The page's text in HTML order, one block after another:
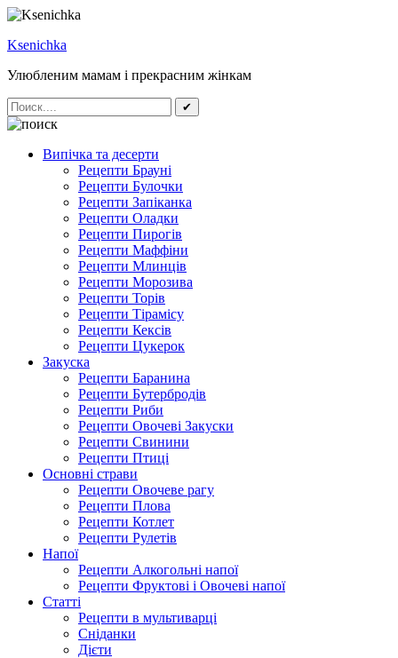
Ksenichka
Улюбленим мамам і прекрасним жінкам
✔
Випічка та десерти
Рецепти Брауні
Рецепти Булочки
Рецепти Запіканка
Рецепти Оладки
Рецепти Пирогів
Рецепти Маффіни
Рецепти Млинців
Рецепти Морозива
Рецепти Торів
Рецепти Тірамісу
Рецепти Кексів
Рецепти Цукерок
Закуска
Рецепти Баранина
Рецепти Бутербродів
Рецепти Риби
Рецепти Овочеві Закуски
Рецепти Свинини
Рецепти Птиці
Основні страви
Рецепти Овочеве рагу
Рецепти Плова
Рецепти Котлет
Рецепти Рулетів
Напої
Рецепти Алкогольні напої
Рецепти Фруктові і Овочеві напої
Статті
Рецепти в мультиварці
Сніданки
Дієти